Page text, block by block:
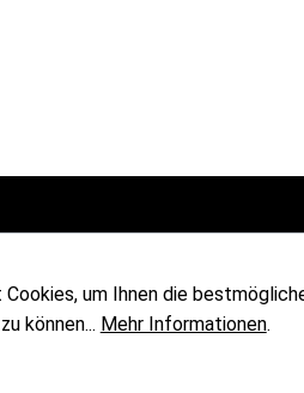
& Events
um Ihnen die
können... Mehr Informationen.